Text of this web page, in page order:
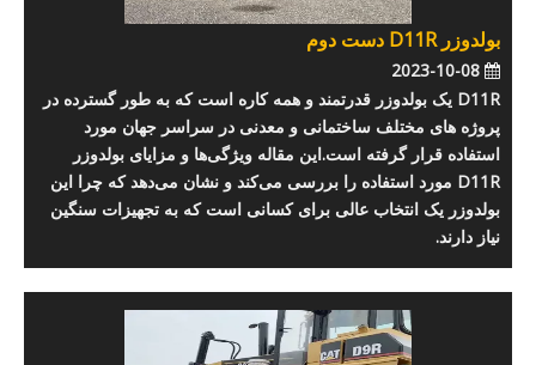
بولدوزر D11R دست دوم
D11R یک بولدوزر قدرتمند و همه کاره است که به طور گسترده در
پروژه های مختلف ساختمانی و معدنی در سراسر جهان مورد
استفاده قرار گرفته است.این مقاله ویژگی‌ها و مزایای بولدوزر
D11R مورد استفاده را بررسی می‌کند و نشان می‌دهد که چرا این
بولدوزر یک انتخاب عالی برای کسانی است که به تجهیزات سنگین
نیاز دارند.